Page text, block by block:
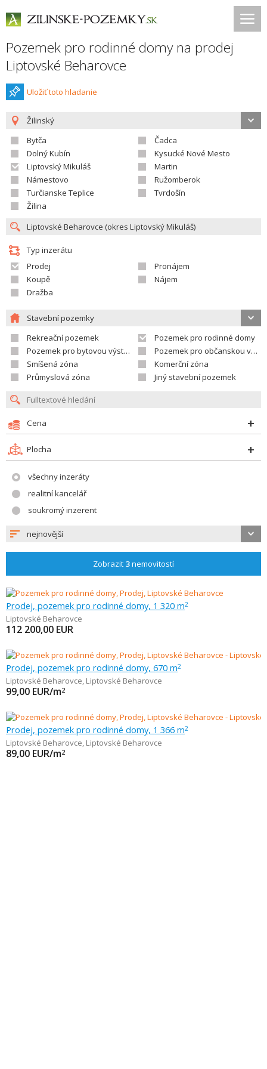
Pozemek pro rodinné domy na prodej
Liptovské Beharovce
Uložiť toto hladanie
Žilinský
Bytča
Čadca
Dolný Kubín
Kysucké Nové Mesto
Liptovský Mikuláš
Martin
Námestovo
Ružomberok
Turčianske Teplice
Tvrdošín
Žilina
Typ inzerátu
Prodej
Pronájem
Koupě
Nájem
Dražba
Stavební pozemky
Rekreační pozemek
Pozemek pro rodinné domy
Pozemek pro bytovou výstavbu
Pozemek pro občanskou vybavenost
Smíšená zóna
Komerční zóna
Průmyslová zóna
Jiný stavební pozemek
Cena
Plocha
všechny inzeráty
realitní kancelář
soukromý inzerent
nejnovější
Zobrazit 3nemovitostí
Prodej, pozemek pro rodinné domy, 1 320 m2
Liptovské Beharovce
112 200,00 EUR
Prodej, pozemek pro rodinné domy, 670 m2
Liptovské Beharovce, Liptovské Beharovce
99,00 EUR/m2
Prodej, pozemek pro rodinné domy, 1 366 m2
Liptovské Beharovce, Liptovské Beharovce
89,00 EUR/m2